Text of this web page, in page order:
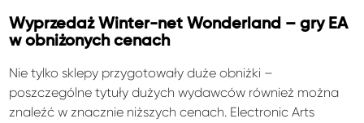
Wyprzedaż Winter-net Wonderland – gry EA
w obniżonych cenach
Nie tylko sklepy przygotowały duże obniżki –
poszczególne tytuły dużych wydawców również można
znaleźć w znacznie niższych cenach. Electronic Arts